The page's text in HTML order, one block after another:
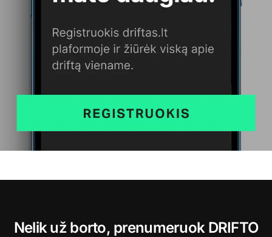
Nelik už borto, prenumeruok DRIFTO